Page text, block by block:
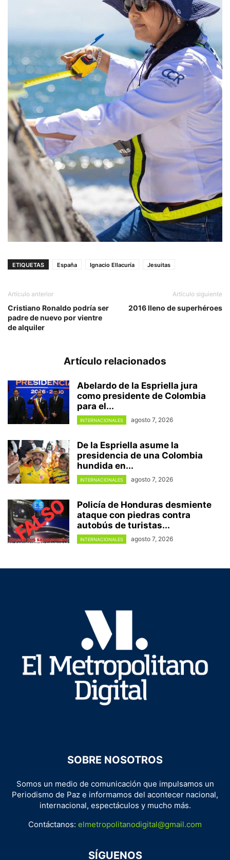
ETIQUETAS España Ignacio Ellacuría Jesuitas
Artículo anterior
Cristiano Ronaldo podría ser
padre de nuevo por vientre
de alquiler
Artículo siguiente
2016 lleno de superhéroes
Artículo relacionados
Abelardo de la Espriella jura
como presidente de Colombia
para el...
INTERNACIONALES agosto 7, 2026
De la Espriella asume la
presidencia de una Colombia
hundida en...
INTERNACIONALES agosto 7, 2026
Policía de Honduras desmiente
ataque con piedras contra
autobús de turistas...
INTERNACIONALES agosto 7, 2026
SOBRE NOSOTROS
Somos un medio de comunicación que impulsamos un
Periodismo de Paz e informamos del acontecer nacional,
internacional, espectáculos y mucho más.
Contáctanos: elmetropolitanodigital@gmail.com
SÍGUENOS